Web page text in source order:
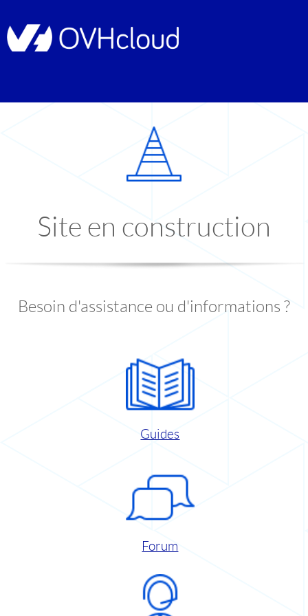
Site en construction
Besoin d'assistance ou d'informations ?
Guides
Forum